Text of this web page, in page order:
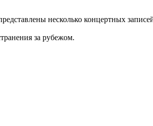
несколько концертных
за рубежом.